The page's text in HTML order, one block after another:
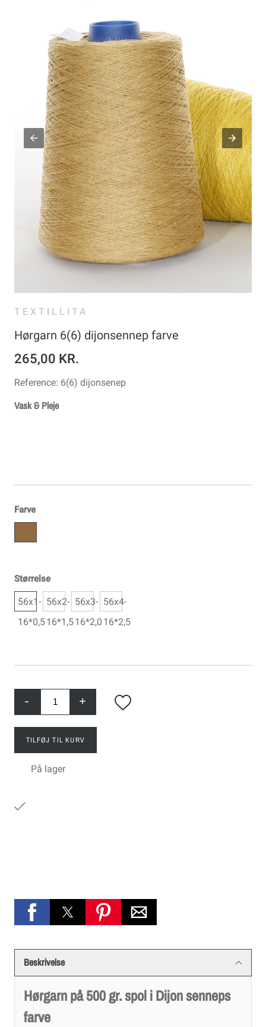
TEXTILLITA
Hørgarn 6(6) dijonsennep farve
265,00 KR.
Reference: 6(6) dijonsenep
Vask & Pleje
Farve
Størrelse
56x1-
16*0,5
56x2-
16*1,5
56x3-
16*2,0
56x4-
16*2,5
- +
TILFØJ TIL KURV
På lager
Beskrivelse
Hørgarn på 500 gr. spol i Dijon senneps
farve